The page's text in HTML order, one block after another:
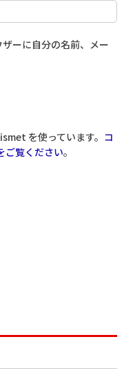
ーに自分の名前、メー
を使っています。 コ
ご覧ください。